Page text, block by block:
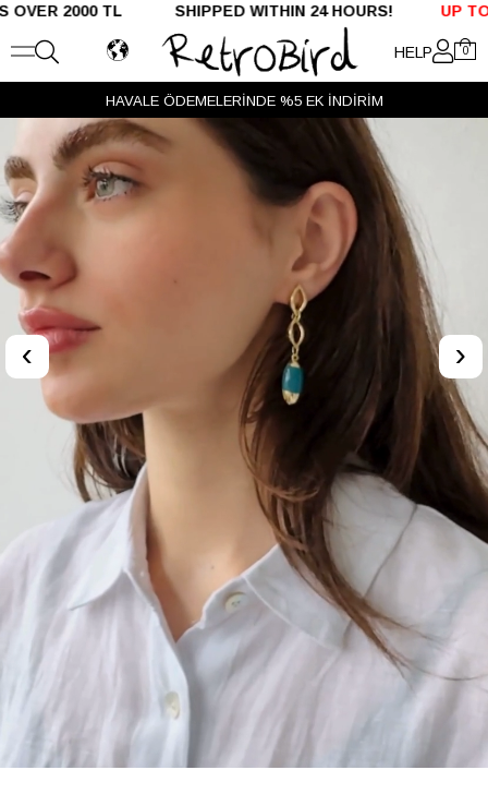
2000 TL SHIPPED WITHIN 24 HOURS!UP TO %50
HELP 0
VADE FARKSIZ 3 TAKSİT
‹ ›